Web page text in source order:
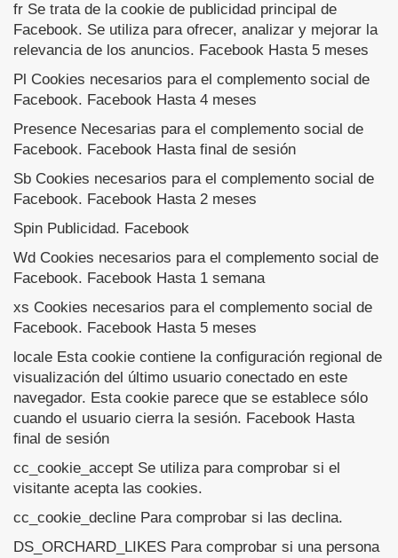
fr Se trata de la cookie de publicidad principal de
Facebook. Se utiliza para ofrecer, analizar y mejorar la
relevancia de los anuncios. Facebook Hasta 5 meses
Pl Cookies necesarios para el complemento social de
Facebook. Facebook Hasta 4 meses
Presence Necesarias para el complemento social de
Facebook. Facebook Hasta final de sesión
Sb Cookies necesarios para el complemento social de
Facebook. Facebook Hasta 2 meses
Spin Publicidad. Facebook
Wd Cookies necesarios para el complemento social de
Facebook. Facebook Hasta 1 semana
xs Cookies necesarios para el complemento social de
Facebook. Facebook Hasta 5 meses
locale Esta cookie contiene la configuración regional de
visualización del último usuario conectado en este
navegador. Esta cookie parece que se establece sólo
cuando el usuario cierra la sesión. Facebook Hasta
final de sesión
cc_cookie_accept Se utiliza para comprobar si el
visitante acepta las cookies.
cc_cookie_decline Para comprobar si las declina.
DS_ORCHARD_LIKES Para comprobar si una persona